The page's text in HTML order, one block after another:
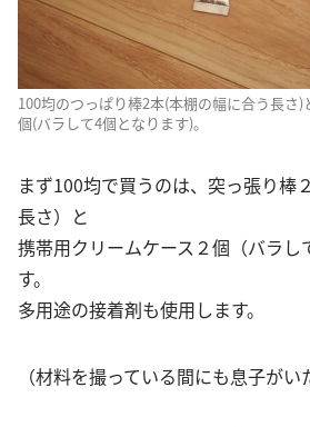
100均のつっぱり棒2本(本棚の幅に合う長さ
個(バラして4個となります)。
まず100均で買うのは、突っ張り棒
長さ）と
携帯用クリームケース２個（バラし
す。
多用途の接着剤も使用します。
（材料を撮っている間にも息子がい